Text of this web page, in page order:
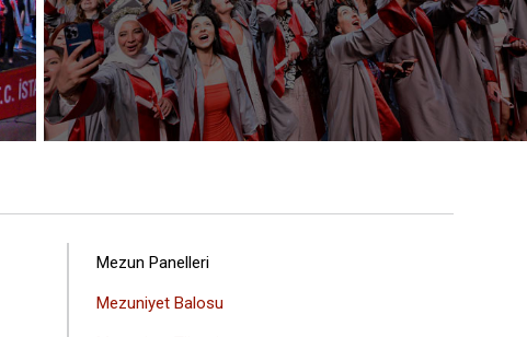
ANA
MENÜSÜ
Mezun Panelleri
Mezuniyet Balosu